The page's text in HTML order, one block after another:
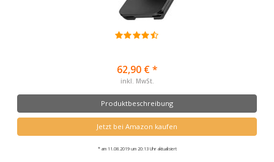
62,90 € *
inkl. MwSt.
Produktbeschreibung
Jetzt bei Amazon kaufen
* am 11.08.2019 um 20:13 Uhr aktualisiert